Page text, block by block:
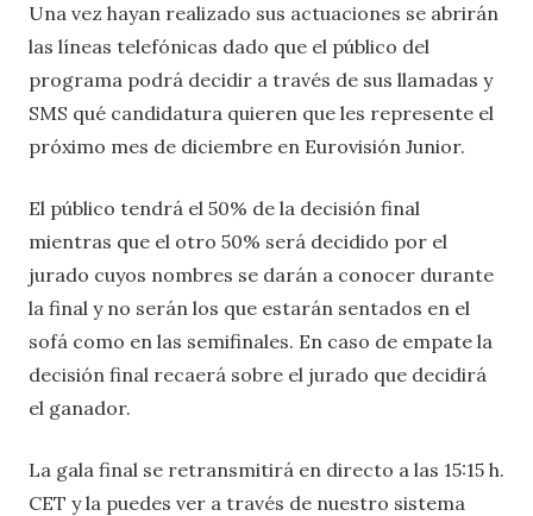
Una vez hayan realizado sus actuaciones se abrirán
las líneas telefónicas dado que el público del
programa podrá decidir a través de sus llamadas y
SMS qué candidatura quieren que les represente el
próximo mes de diciembre en Eurovisión Junior.
El público tendrá el 50% de la decisión final
mientras que el otro 50% será decidido por el
jurado cuyos nombres se darán a conocer durante
la final y no serán los que estarán sentados en el
sofá como en las semifinales. En caso de empate la
decisión final recaerá sobre el jurado que decidirá
el ganador.
La gala final se retransmitirá en directo a las 15:15 h.
CET y la puedes ver a través de nuestro sistema